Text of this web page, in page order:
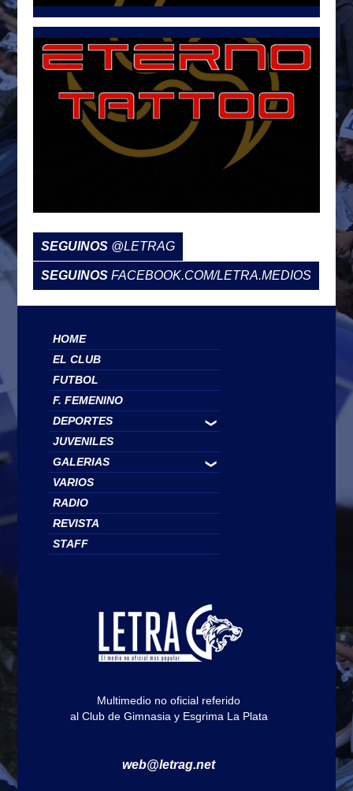
SEGUINOS @LETRAG
SEGUINOSFACEBOOK.COM/LETRA.MEDIOS
HOME
EL CLUB
FUTBOL
F. FEMENINO
DEPORTES
❯
JUVENILES
GALERIAS
❯
VARIOS
RADIO
REVISTA
STAFF
Multimedio no oficial referido
al Club de Gimnasia y Esgrima La Plata
web@letrag.net